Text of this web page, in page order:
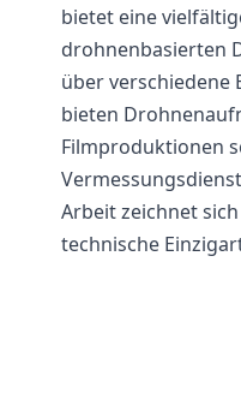
bietet eine
drohnenbasierten
über verschiedene
bieten
Filmproduktionen
Arbeit zeichnet
technische